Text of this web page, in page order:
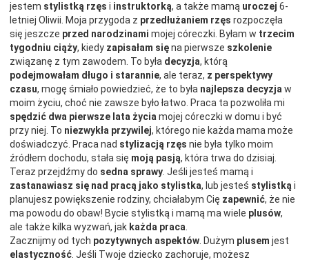
jestem stylistką rzęs i instruktorką, a także mamą uroczej 6-
letniej Oliwii. Moja przygoda z przedłużaniem rzęs rozpoczęła
się jeszcze przed narodzinami mojej córeczki. Byłam w trzecim
tygodniu ciąży, kiedy zapisałam sięna pierwsze szkolenie
związanę z tym zawodem. To była decyzja, którą
podejmowałam długo i starannie, ale teraz, z perspektywy
czasu, mogę śmiało powiedzieć, że to była najlepsza decyzja w
moim życiu, choć nie zawsze było łatwo. Praca ta pozwoliła mi
spędzić dwa pierwsze lata życia mojej córeczki w domu i być
przy niej. To niezwykła przywilej, którego nie każda mama może
doświadczyć. Praca nad stylizacją rzęs nie była tylko moim
źródłem dochodu, stała się moją pasją, która trwa do dzisiaj.
Teraz przejdźmy do sedna sprawy . Jeśli jesteś mamą i
zastanawiasz się nad pracą jako stylistka, lub jesteś stylistką i
planujesz powiększenie rodziny, chciałabym Cię zapewnić, że nie
ma powodu do obaw! Bycie stylistką i mamą ma wiele plusów,
ale także kilka wyzwań, jak każda praca
Zacznijmy od tych pozytywnych aspektów . Dużym plusem jest
elastyczność . Jeśli Twoje dziecko zachoruje, możesz